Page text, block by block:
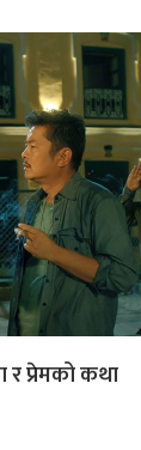
र प्रेमको कथा